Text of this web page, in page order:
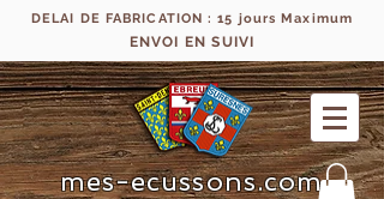
DELAI DE FABRICATION : 15 jours Maximum
ENVOI EN SUIVI
mes-ecussons.com